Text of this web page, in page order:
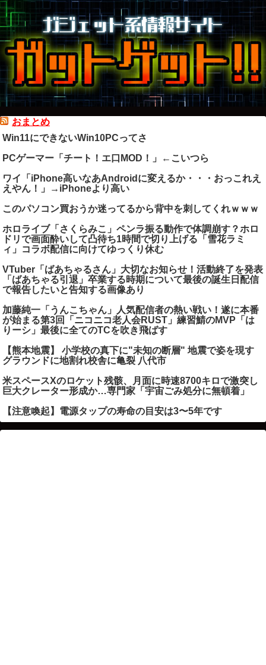
おまとめ
Win11にできないWin10PCってさ
PCゲーマー「チート！エ口MOD！」←こいつら
ワイ「iPhone高いなあAndroidに変えるか・・・おっこれえ
えやん！」→iPhoneより高い
このパソコン買おうか迷ってるから背中を刺してくれｗｗｗ
ホロライブ「さくらみこ」ペンラ振る動作で体調崩す？ホロ
ドリで画面酔いして凸待ち1時間で切り上げる「雪花ラミ
ィ」コラボ配信に向けてゆっくり休む
VTuber「ばあちゃるさん」大切なお知らせ！活動終了を発表
「ばあちゃる引退」卒業する時期について最後の誕生日配信
で報告したいと告知する画像あり
加藤純一「うんこちゃん」人気配信者の熱い戦い！遂に本番
が始まる第3回「ニコニコ老人会RUST」練習鯖のMVP「は
りーシ」最後に全てのTCを吹き飛ばす
【熊本地震】 小学校の真下に"未知の断層" 地震で姿を現す
グラウンドに地割れ校舎に亀裂 八代市
米スペースXのロケット残骸、月面に時速8700キロで激突し
巨大クレーター形成か…専門家「宇宙ごみ処分に無頓着」
【注意喚起】電源タップの寿命の目安は3〜5年です